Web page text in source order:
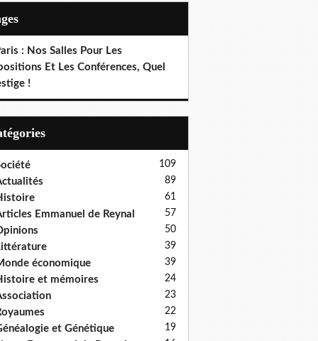
: Nos Salles Pour Les
Et Les Conférences, Quel
!
109
89
61
Emmanuel de Reynal 57
50
39
économique 39
et mémoires 24
23
22
et Génétique 19